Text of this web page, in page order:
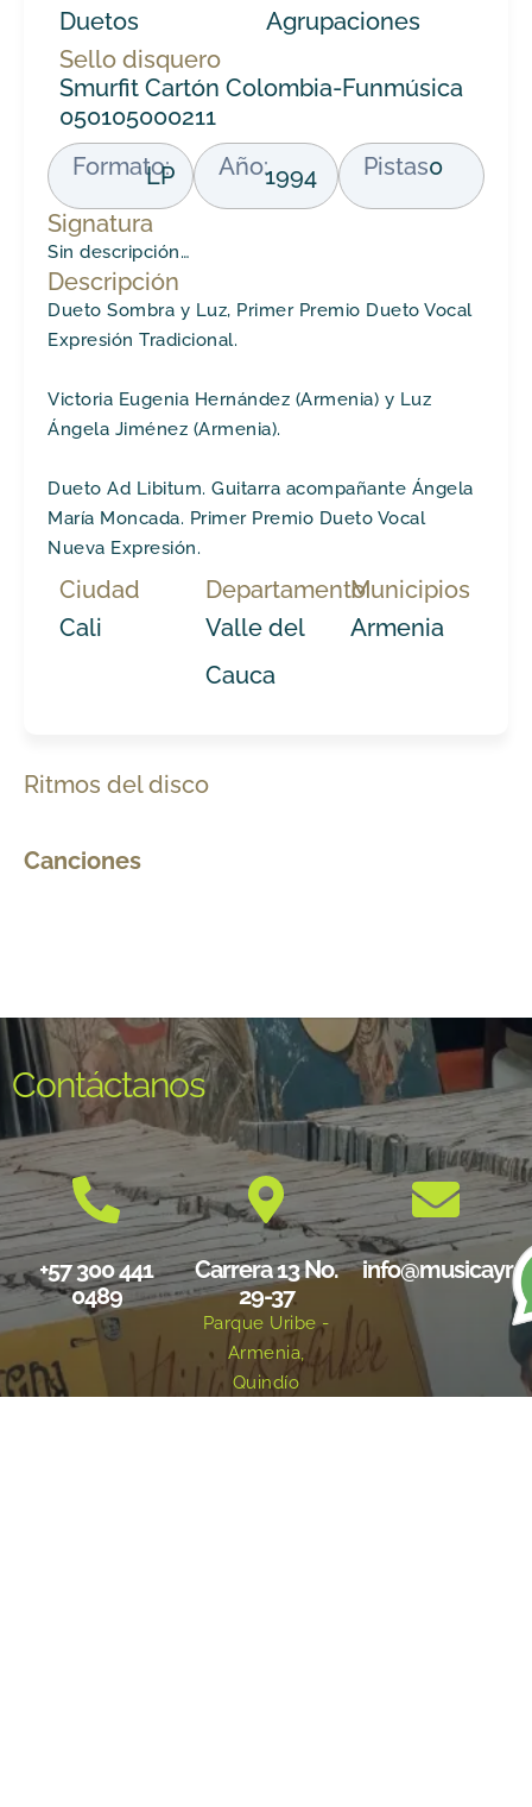
Duetos
Agrupaciones
Sello disquero
Smurfit Cartón Colombia-Funmúsica
050105000211
Formato:
LP Año:1994 Pistas0
Signatura
Sin descripción…
Descripción
Dueto Sombra y Luz, Primer Premio Dueto Vocal
Expresión Tradicional.
Victoria Eugenia Hernández (Armenia) y Luz
Ángela Jiménez (Armenia).
Dueto Ad Libitum. Guitarra acompañante Ángela
María Moncada. Primer Premio Dueto Vocal
Nueva Expresión.
Ciudad
Cali
Departamento
Valle del
Cauca
Municipios
Armenia
Ritmos del disco
Canciones
Contáctanos
+57 300 441
0489
Carrera 13 No.
29-37
Parque Uribe -
Armenia,
Quindío